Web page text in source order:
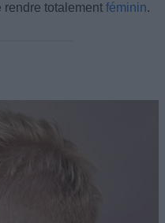
rendre totalement féminin.